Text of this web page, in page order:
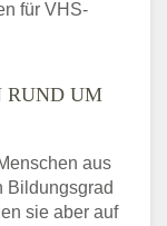
für VHS-
RUND UM
aus
Bildungsgrad
sie aber auf